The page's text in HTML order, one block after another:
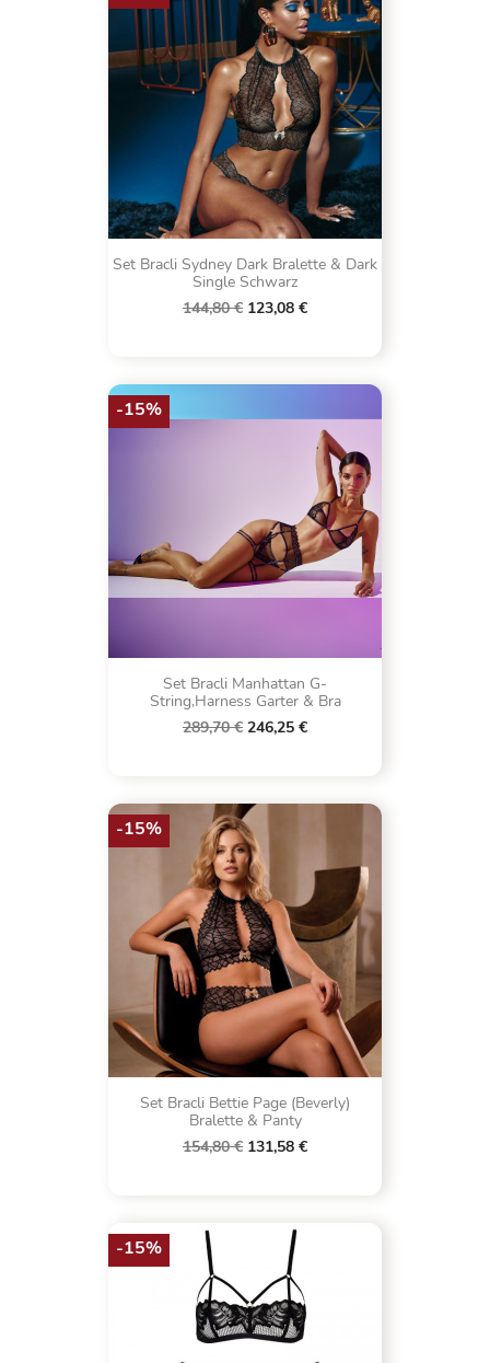
Set Bracli Sydney Dark Bralette & Dark
Single Schwarz
144,80 € 123,08 €
Set Bracli Manhattan G-
String,Harness Garter & Bra
289,70 € 246,25 €
-15%
Set Bracli Bettie Page (Beverly)
Bralette & Panty
154,80 € 131,58 €
-15%
-15%